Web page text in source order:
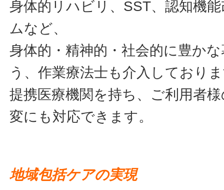
身体的リハビリ、SST、認知機
ムなど、
身体的・精神的・社会的に豊か
う、作業療法士も介入しており
提携医療機関を持ち、ご利用者
変にも対応できます。
地域包括ケアの実現